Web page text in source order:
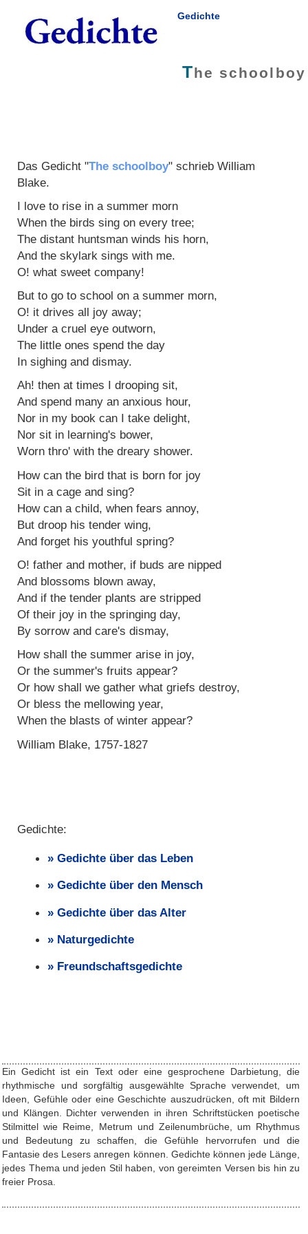
Gedichte
The schoolboy
Das Gedicht "The schoolboy" schriebWilliam
Blake.
I love to rise in a summer morn
When the birds sing on every tree;
The distant huntsman winds his horn,
And the skylark sings with me.
O! what sweet company!
But to go to school on a summer morn,
O! it drives all joy away;
Under a cruel eye outworn,
The little ones spend the day
In sighing and dismay.
Ah! then at times I drooping sit,
And spend many an anxious hour,
Nor in my book can I take delight,
Nor sit in learning's bower,
Worn thro' with the dreary shower.
How can the bird that is born for joy
Sit in a cage and sing?
How can a child, when fears annoy,
But droop his tender wing,
And forget his youthful spring?
O! father and mother, if buds are nipped
And blossoms blown away,
And if the tender plants are stripped
Of their joy in the springing day,
By sorrow and care's dismay,
How shall the summer arise in joy,
Or the summer's fruits appear?
Or how shall we gather what griefs destroy,
Or bless the mellowing year,
When the blasts of winter appear?
William Blake, 1757-1827
Gedichte:
Gedichte über das Leben
Gedichte über den Mensch
Gedichte über das Alter
Naturgedichte
Freundschaftsgedichte
Ein Gedicht ist ein Text oder eine gesprochene Darbietung, die
rhythmische und sorgfältig ausgewählte Sprache verwendet, um
Ideen, Gefühle oder eine Geschichte auszudrücken, oft mit Bildern
und Klängen. Dichter verwenden in ihren Schriftstücken poetische
Stilmittel wie Reime, Metrum und Zeilenumbrüche, um Rhythmus
und Bedeutung zu schaffen, die Gefühle hervorrufen und die
Fantasie des Lesers anregen können. Gedichte können jede Länge,
jedes Thema und jeden Stil haben, von gereimten Versen bis hin zu
freier Prosa.